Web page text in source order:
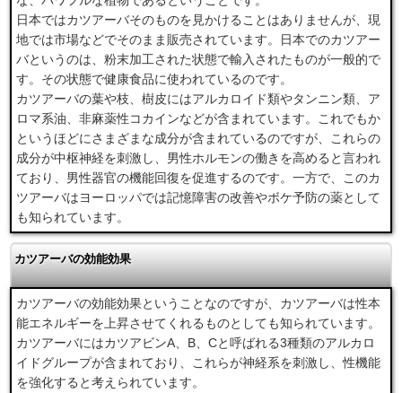
日本ではカツアーバそのものを見かけることはありませんが、現
地では市場などでそのまま販売されています。日本でのカツアー
バというのは、粉末加工された状態で輸入されたものが一般的で
す。その状態で健康食品に使われているのです。
カツアーバの葉や枝、樹皮にはアルカロイド類やタンニン類、ア
ロマ系油、非麻薬性コカインなどが含まれています。これでもか
というほどにさまざまな成分が含まれているのですが、これらの
成分が中枢神経を刺激し、男性ホルモンの働きを高めると言われ
ており、男性器官の機能回復を促進するのです。一方で、このカ
ツアーバはヨーロッパでは記憶障害の改善やボケ予防の薬として
も知られています。
カツアーバの効能効果
カツアーバの効能効果ということなのですが、カツアーバは性本
能エネルギーを上昇させてくれるものとしても知られています。
カツアーバにはカツアビンA、B、Cと呼ばれる3種類のアルカロ
イドグループが含まれており、これらが神経系を刺激し、性機能
を強化すると考えられています。